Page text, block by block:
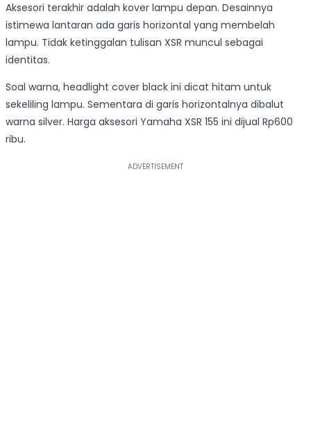
Aksesori terakhir adalah kover lampu depan. Desainnya
istimewa lantaran ada garis horizontal yang membelah
lampu. Tidak ketinggalan tulisan XSR muncul sebagai
identitas.
Soal warna, headlight cover black ini dicat hitam untuk
sekeliling lampu. Sementara di garis horizontalnya dibalut
warna silver. Harga aksesori Yamaha XSR 155 ini dijual Rp600
ribu.